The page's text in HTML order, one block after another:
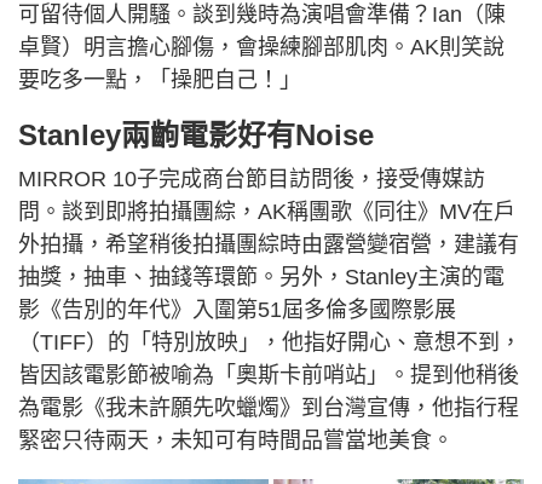
可留待個人開騷。談到幾時為演唱會準備？Ian（陳
卓賢）明言擔心腳傷，會操練腳部肌肉。AK則笑說
要吃多一點，「操肥自己！」
Stanley兩齣電影好有Noise
MIRROR 10子完成商台節目訪問後，接受傳媒訪
問。談到即將拍攝團綜，AK稱團歌《同往》MV在戶
外拍攝，希望稍後拍攝團綜時由露營變宿營，建議有
抽獎，抽車、抽錢等環節。另外，Stanley主演的電
影《告別的年代》入圍第51屆多倫多國際影展
（TIFF）的「特別放映」，他指好開心、意想不到，
皆因該電影節被喻為「奧斯卡前哨站」。提到他稍後
為電影《我未許願先吹蠟燭》到台灣宣傳，他指行程
緊密只待兩天，未知可有時間品嘗當地美食。